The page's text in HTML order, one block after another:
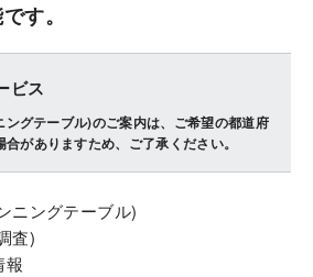
す。
ビス
グテーブル)のご案内は、ご希望の都道府
がありますため、ご了承ください。
ニングテーブル)
査)
報